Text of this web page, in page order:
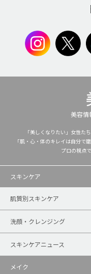
美容情
「美しくなりたい」女性た
「肌・心・体のキレイは自分で
プロの視点
スキンケア
肌質別スキンケア
洗顔・クレンジング
スキンケアニュース
メイク